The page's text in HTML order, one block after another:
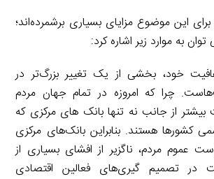
این موضوع مزایای بسیاری برشمرده‌اند؛
به موارد زیر اشاره کرد:
خود، بخشی از یک تغییر بزرگ‌تر در
چرا که امروزه در تمام جهان مردم
بیشتر از جانب نه تنها بانک های مرکزی که
کشورها هستند. بنابراین بانک‌های مرکزی
عموم مردم، ناگزیر از افشای بسیاری از
در تصمیم گیری‌های فعالین اقتصادی